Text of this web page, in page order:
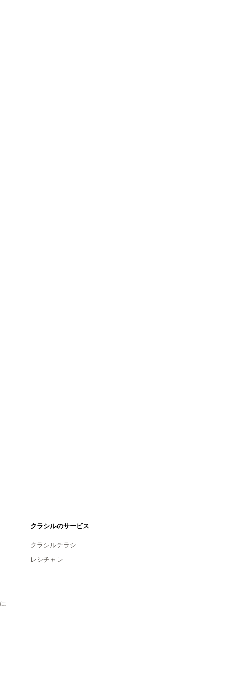
クラシルのサービス
クラシルチラシ
レシチャレ